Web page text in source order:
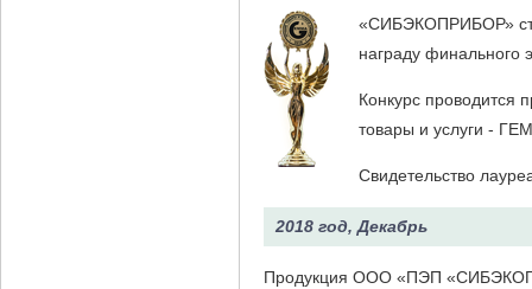
«СИБЭКОПРИБОР»
награду финального
Конкурс проводится
товары и услуги -
Свидетельство
2018 год, Декабрь
Продукция ООО «ПЭП